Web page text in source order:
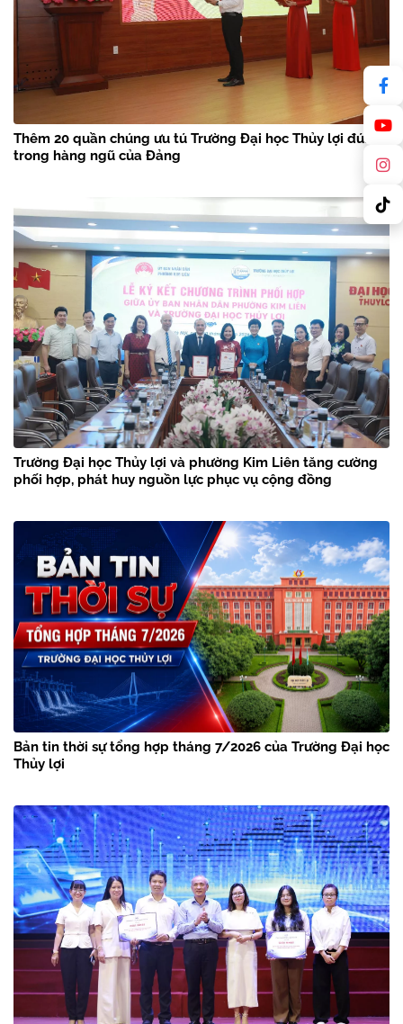
Thêm 20 quần chúng ưu tú Trường Đại học Thủy lợi đứng
trong hàng ngũ của Đảng
Trường Đại học Thủy lợi và phường Kim Liên tăng cường
phối hợp, phát huy nguồn lực phục vụ cộng đồng
Bản tin thời sự tổng hợp tháng 7/2026 của Trường Đại học
Thủy lợi